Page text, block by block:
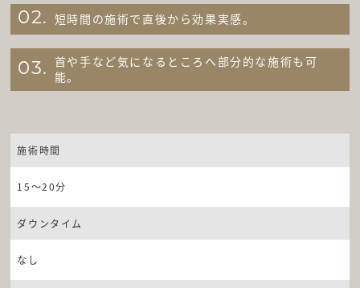
02. 短時間の施術で直後から効果実感。
03. 首や手など気になるところへ部分的な施術も可
能。
施術時間
15～20分
ダウンタイム
なし